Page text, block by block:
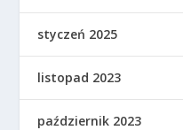
styczeń 2025
listopad 2023
październik 2023